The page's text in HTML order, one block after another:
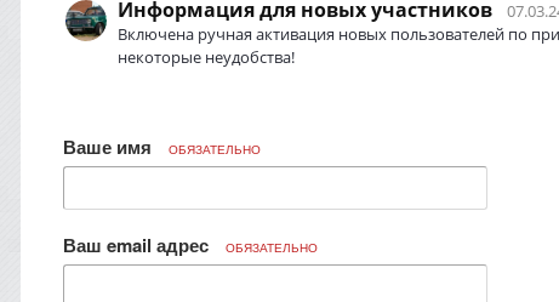
Информация для новых участников
Включена ручная активация новых пользователей по
некоторые неудобства!
Ваше имя ОБЯЗАТЕЛЬНО
Ваш email адрес ОБЯЗАТЕЛЬНО